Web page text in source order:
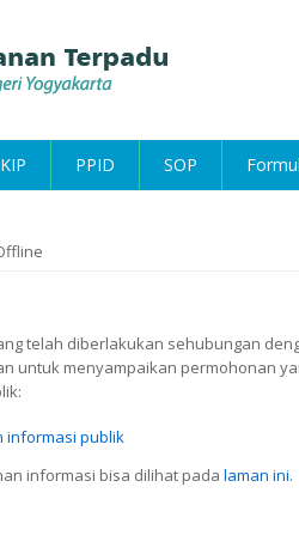
KIP PPID SOP
telah diberlakukan sehubungan
untuk menyampaikan permohonan
informasi publik
informasi bisa dilihat pada laman ini.